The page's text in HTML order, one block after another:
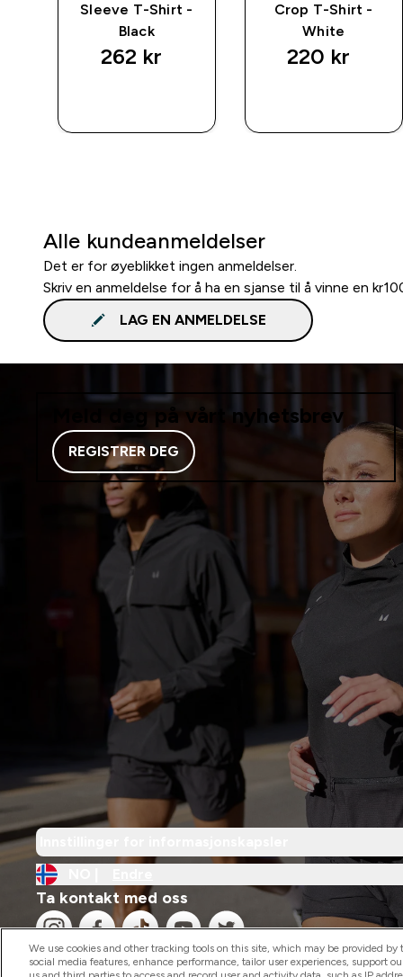
Sleeve T-Shirt -
Black
262 kr‎
Crop T-Shirt -
White
220 kr‎
Alle kundeanmeldelser
Det er for øyeblikket ingen anmeldelser.
Skriv en anmeldelse for å ha en sjanse til å vinne en
LAG EN ANMELDELSE
Meld deg på vårt nyhetsbrev
REGISTRER DEG
Ta kontakt med oss
We use cookies and other tracking tools on this site, which may be provided
social media features, enhance performance, tailor user experiences, support